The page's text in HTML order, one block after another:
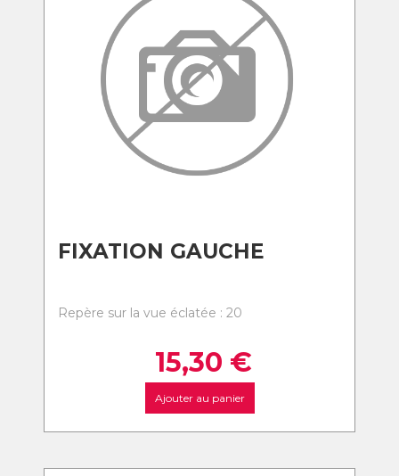
FIXATION GAUCHE
Repère sur la vue éclatée : 20
15,30 €
Ajouter au panier